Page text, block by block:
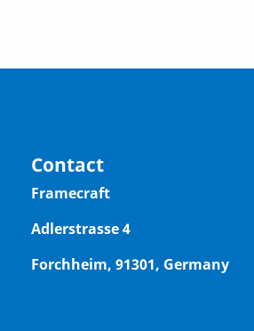
Contact
Framecraft
Adlerstrasse 4
Forchheim, 91301, Germany